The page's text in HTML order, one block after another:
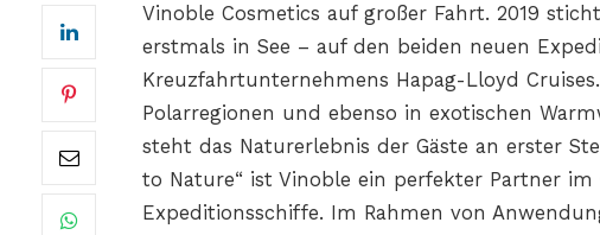
Vinoble Cosmetics auf großer Fahrt. 2019
erstmals in See – auf den beiden neuen
Kreuzfahrtunternehmens Hapag-Lloyd
Polarregionen und ebenso in exotischen
steht das Naturerlebnis der Gäste an erster
to Nature“ ist Vinoble ein perfekter Partner im
Expeditionsschiffe. Im Rahmen von